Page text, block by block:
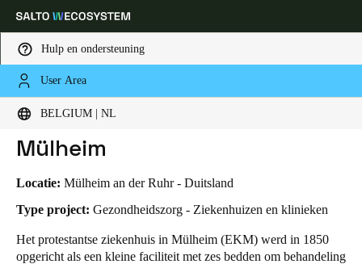
Hulp en ondersteuning
User Area
BELGIUM | NL
Kies uw locatie- en taalinstellingen
Global
Belgium|Nederlands
Germany
HOME SECTOREN
PROTESTANTS ZIEKENHUIS MÜLHEIM
Protestants ziekenhuis
Mülheim
Locatie: Mülheim an der Ruhr - Duitsland
Type project: Gezondheidszorg - Ziekenhuizen en klinieken
Het protestantse ziekenhuis in Mülheim (EKM) werd in 1850
opgericht als een kleine faciliteit met zes bedden om behandeling